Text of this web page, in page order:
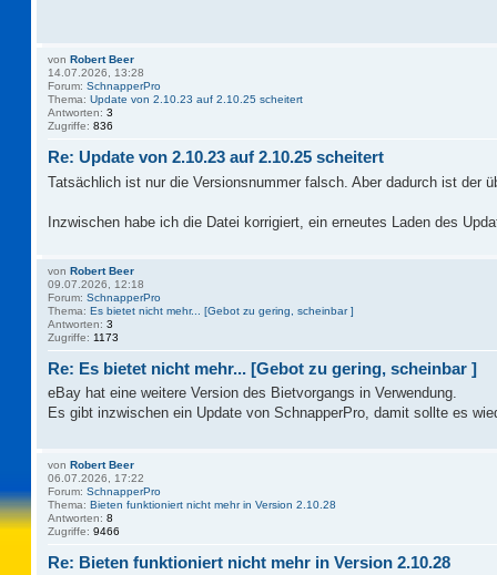
von Robert Beer
14.07.2026, 13:28
Forum: SchnapperPro
Thema: Update von 2.10.23 auf 2.10.25 scheitert
Antworten: 3
Zugriffe: 836
Re: Update von 2.10.23 auf 2.10.25 scheitert
Tatsächlich ist nur die Versionsnummer falsch. Aber dadurch ist der
Inzwischen habe ich die Datei korrigiert, ein erneutes Laden des
von Robert Beer
09.07.2026, 12:18
Forum: SchnapperPro
Thema: Es bietet nicht mehr... [Gebot zu gering, scheinbar ]
Antworten: 3
Zugriffe: 1173
Re: Es bietet nicht mehr... [Gebot zu gering, scheinbar ]
eBay hat eine weitere Version des Bietvorgangs in Verwendung.
Es gibt inzwischen ein Update von SchnapperPro, damit sollte es
von Robert Beer
06.07.2026, 17:22
Forum: SchnapperPro
Thema: Bieten funktioniert nicht mehr in Version 2.10.28
Antworten: 8
Zugriffe: 9466
Re: Bieten funktioniert nicht mehr in Version 2.10.28